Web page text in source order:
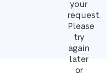
your
request.
Please
try
again
later
or